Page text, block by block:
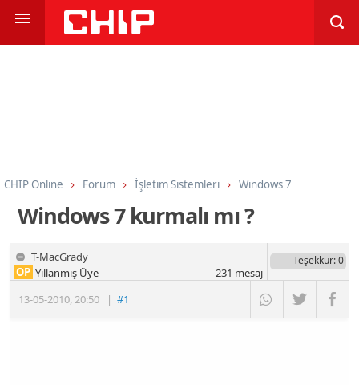
CHIP Online Forum İşletim Sistemleri Windows 7
Windows 7 kurmalı mı ?
T-MacGrady
13-05-2010,20:50 |#1
OP Yıllanmış Üye
Teşekkür: 0
231 mesaj